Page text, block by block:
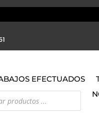
EFECTUADOS